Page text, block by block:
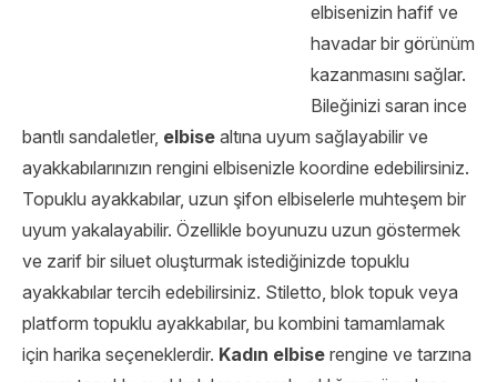
elbisenizin hafif ve
havadar bir görünüm
kazanmasını sağlar.
Bileğinizi saran ince
bantlı sandaletler, elbise altına uyum sağlayabilir ve
ayakkabılarınızın rengini elbisenizle koordine edebilirsiniz.
Topuklu ayakkabılar, uzun şifon elbiselerle muhteşem bir
uyum yakalayabilir. Özellikle boyunuzu uzun göstermek
ve zarif bir siluet oluşturmak istediğinizde topuklu
ayakkabılar tercih edebilirsiniz. Stiletto, blok topuk veya
platform topuklu ayakkabılar, bu kombini tamamlamak
için harika seçeneklerdir. Kadın elbise rengine ve tarzına